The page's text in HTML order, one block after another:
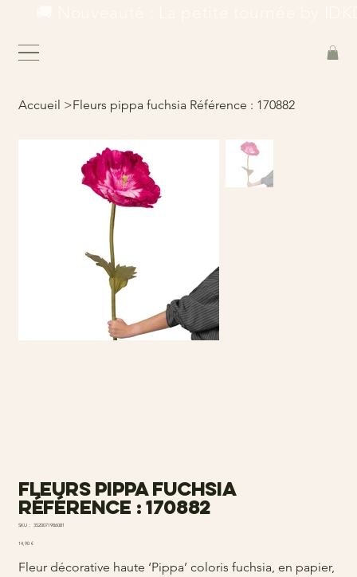
Accueil >Fleurs pippa fuchsia Référence : 170882
Fleurs pippa fuchsia
Référence : 170882
SKU :
SKU
3520071986081
Prix
14,90 €
Fleur décorative haute ‘Pippa’ coloris fuchsia, en papier,